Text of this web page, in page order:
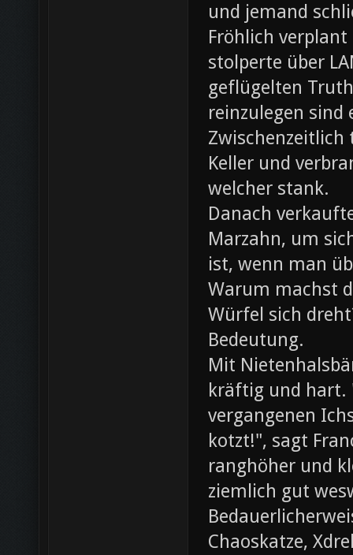
und jemand
Fröhlich
stolperte über
geflügelten
reinzulegen sind
Zwischenzeitlich
Keller und
welcher stank.
Danach
Marzahn, um
ist, wenn man
Warum machst
Würfel sich
Bedeutung.
Mit
kräftig und hart.
vergangenen
kotzt!", sagt
ranghöher und
ziemlich gut
Chaoskatze,